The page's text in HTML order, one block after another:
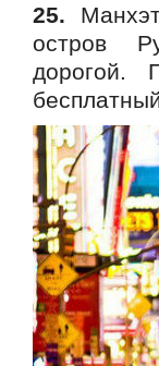
25.
остров
дорогой.